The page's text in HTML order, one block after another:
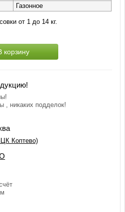
Газонное
от 1 до 14 кг.
корзину
, никаких подделок!
Коптево)